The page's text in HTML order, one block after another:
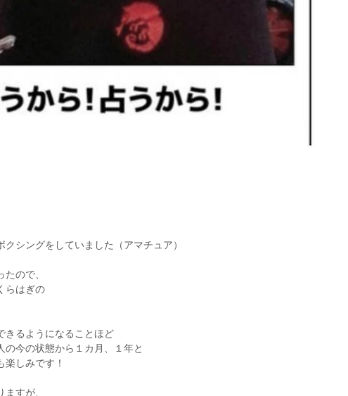
シングをしていました（アマチュア）
ので、
らはぎの
きるようになることほど
今の状態から１カ月、１年と
しみです！
すが、